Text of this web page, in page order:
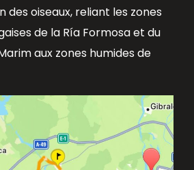
des oiseaux, reliant les zones
de la Ría Formosa et du
aux zones humides de